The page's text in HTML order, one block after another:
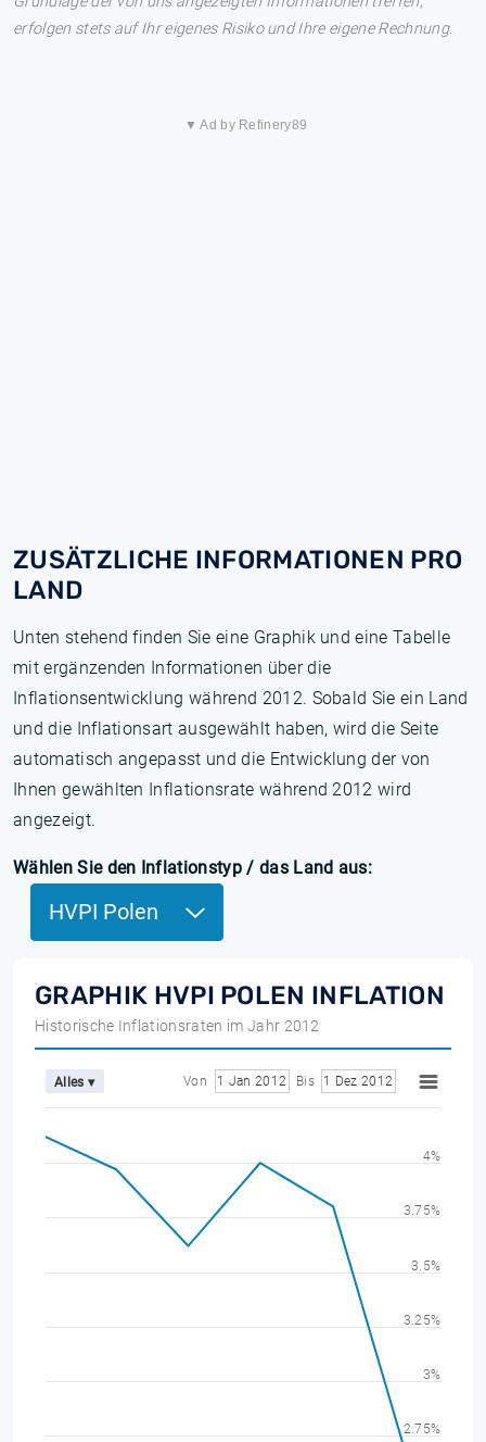
erfolgen stets auf Ihr eigenes Risiko und Ihre eigene Rechnung.
▼ Ad by Refinery89
ZUSÄTZLICHE INFORMATIONEN PRO
LAND
Unten stehend finden Sie eine Graphik und eine Tabelle
mit ergänzenden Informationen über die
Inflationsentwicklung während 2012. Sobald Sie ein Land
und die Inflationsart ausgewählt haben, wird die Seite
automatisch angepasst und die Entwicklung der von
Ihnen gewählten Inflationsrate während 2012 wird
angezeigt.
Wählen Sie den Inflationstyp / das Land aus:
HVPI Polen
GRAPHIK HVPI POLEN INFLATION
Historische Inflationsraten im Jahr 2012
Alles ▾ Von 1 Jan 2012 Bis 1 Dez 2012
2.75%
3%
3.25%
3.5%
3.75%
4%